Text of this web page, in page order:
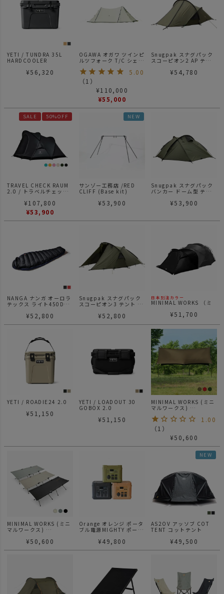
YETI / TUNDRA 35L
HARDCOOLER
¥56,320
OGAWA オガワ ツインピ
ルツフォーク T/C シェル
ター
5.00
（1 ）
¥110,000
¥55,000
Snugpak スナグパック
スコーピオン2 AP テン
¥54,780
SALE 50%OFF
TRAVEL CHECK RAUM
2.0 / トラベルチェック
¥107,800
¥53,900
NEW
サンゾー工務店 /RED
CLIFF (Base kit)
¥53,900
Snugpak スナグパック
バンカー ドーム型 テン
¥53,900
NANGA ナンガ オーロラ
テックス ライト450DX
¥52,800
Snugpak スナグパック
スコーピオン3 テント 3
¥52,800
日本別注カラー
MINIMAL WORKS （ミ
SHELTER G VESTIBULE
スティビュール ブラック
¥51,700
YETI / ROADIE24 2.0
¥51,150
YETI / LOADOUT 30
GOBOX 2.0
¥51,150
MINIMAL WORKS (ミニ
マルワークス)
MANGO SHADE
MAJESTY TARP EX マン
ゴーシェード マジェステ
ィ タープ EX
1.00
（1 ）
¥50,600
MINIMAL WORKS (ミニ
マルワークス)
¥50,600
Orange オレンジ ポータ
ブル電源MIGHTY ポータ
¥49,800
NEW
AS2OV アッソブ COT
TENT コットテント
¥49,500